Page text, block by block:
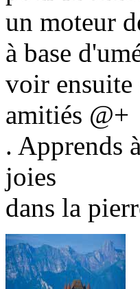
un moteur
à base
voir
amitiés @+
. Apprends
joies
dans la